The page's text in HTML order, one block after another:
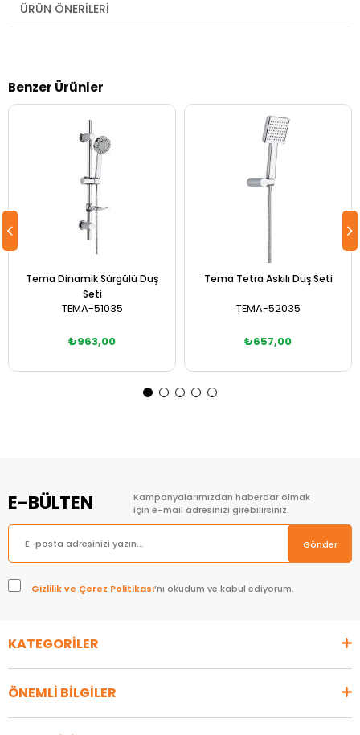
ÜRÜN ÖNERILERI
Benzer Ürünler
Tema Dinamik Sürgülü Duş
Seti
TEMA-51035
₺963,00
Tema Tetra Askılı Duş Seti
TEMA-52035
₺657,00
E-BÜLTEN
Kampanyalarımızdan haberdar olmak
için e-mail adresinizi girebilirsiniz.
Gönder
Gizlilik ve Çerez Politikası’nı okudum ve kabul ediyorum.
KATEGORİLER
ÖNEMLİ BİLGİLER